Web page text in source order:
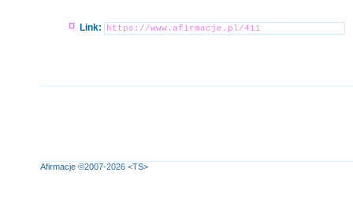
Link:
Afirmacje ©2007-2026 <TS>